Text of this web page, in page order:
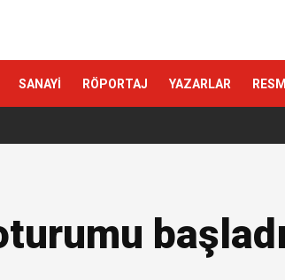
SANAYİ RÖPORTAJ YAZARLAR
başladı